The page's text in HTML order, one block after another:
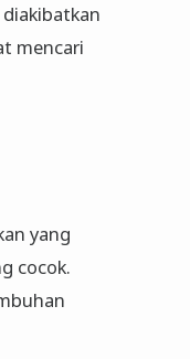
mencari
yang
cocok.